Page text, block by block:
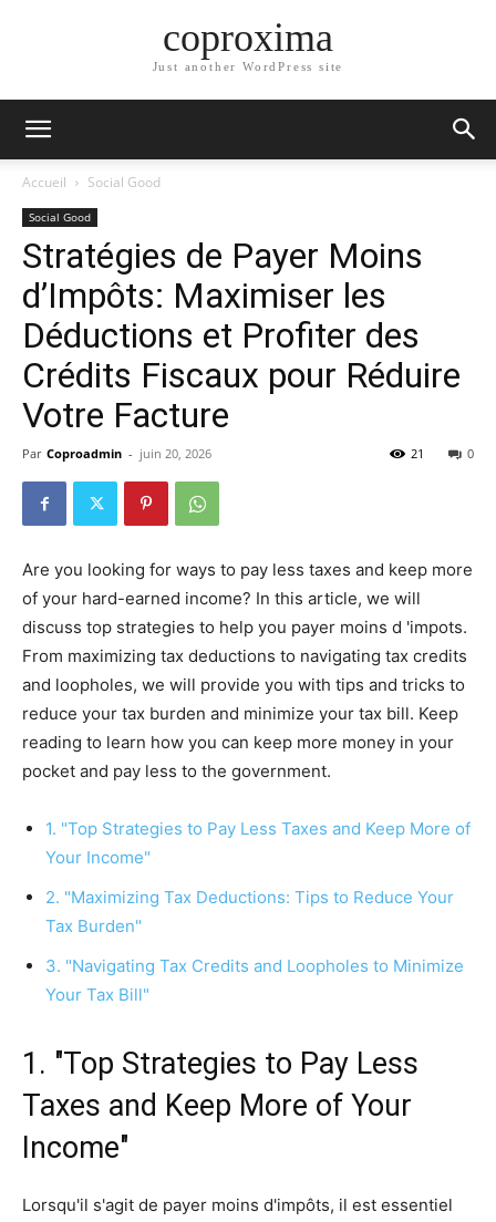
coproxima
Just another WordPress site
Accueil Social Good
Social Good
Stratégies de Payer Moins
d’Impôts: Maximiser les
Déductions et Profiter des
Crédits Fiscaux pour Réduire
Votre Facture
Par Coproadmin - juin 20, 2026 0
21
Are you looking for ways to pay less taxes and keep more
of your hard-earned income? In this article, we will
discuss top strategies to help you payer moins d 'impots.
From maximizing tax deductions to navigating tax credits
and loopholes, we will provide you with tips and tricks to
reduce your tax burden and minimize your tax bill. Keep
reading to learn how you can keep more money in your
pocket and pay less to the government.
1. "Top Strategies to Pay Less Taxes and Keep More of
Your Income"
2. "Maximizing Tax Deductions: Tips to Reduce Your
Tax Burden"
3. "Navigating Tax Credits and Loopholes to Minimize
Your Tax Bill"
1. "Top Strategies to Pay Less
Taxes and Keep More of Your
Income"
Lorsqu'il s'agit de payer moins d'impôts, il est essentiel